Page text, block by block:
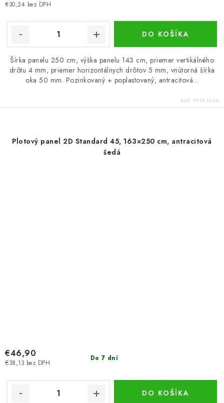
€30,24 bez DPH
DO KOŠÍKA
Šírka panelu 250 cm, výška panelu 143 cm, priemer vertikálného
drôtu 4 mm, priemer horizontálnych drôtov 5 mm, vnútorná šírka
oka 50 mm. Pozinkovaný + poplastovaný, antracitová...
Kód: PP-DL143-A
Plotový panel 2D Standard 45, 163×250 cm, antracitová
šedá
Do 7 dní
€38,13 bez DPH
€46,90
DO KOŠÍKA